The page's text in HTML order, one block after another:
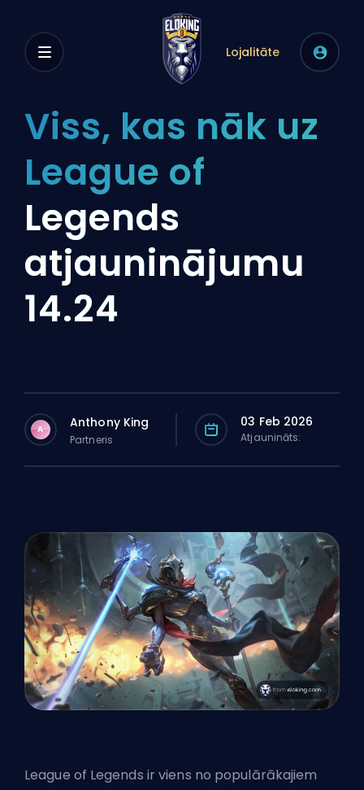
Lojalitāte
Viss, kas nāk uz
League of
Legends
atjauninājumu
14.24
A Anthony King
Partneris
03 Feb 2026
Atjaunināts:
League of Legends ir viens no populārākajiem